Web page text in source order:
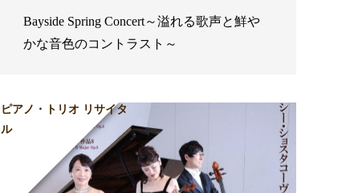
Bayside Spring Concert～溢れる歌声と鮮や
かな音色のコントラスト～
ピアノ・トリオ リサイタ
ル